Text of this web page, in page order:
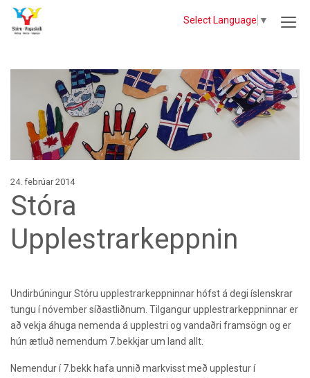
Select Language ▼
24. febrúar 2014
Stóra
Upplestrarkeppnin
Undirbúningur Stóru upplestrarkeppninnar hófst á degi íslenskrar
tungu í nóvember síðastliðnum. Tilgangur upplestrarkeppninnar er
að vekja áhuga nemenda á upplestri og vandaðri framsögn og er
hún ætluð nemendum 7.bekkjar um land allt.
Nemendur í 7.bekk hafa unnið markvisst með upplestur í